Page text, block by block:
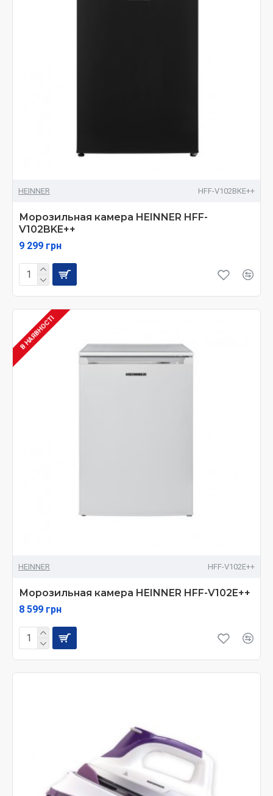
HEINNER HFF-V102BKE++
Морозильная камера HEINNER HFF-
V102BKE++
9 299 грн
В НАЯВНОСТІ
HEINNER HFF-V102E++
Морозильная камера HEINNER HFF-V102E++
8 599 грн